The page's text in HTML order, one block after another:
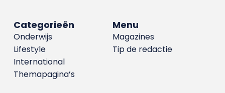
Menu
Magazines
Tip de redactie
Categorieën
Onderwijs
Lifestyle
International
Themapagina’s